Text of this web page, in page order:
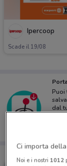
Ipercoop
Scade il 19/08
Puoi
dal
Ci importa
Noi e i nostri 1012